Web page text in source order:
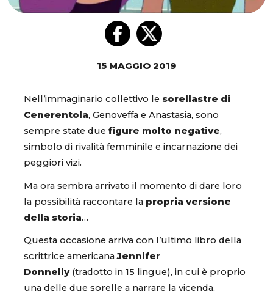
15 MAGGIO 2019
Nell’immaginario collettivo le sorellastre di
Cenerentola, Genoveffa e Anastasia, sono
sempre state due figure molto negative,
simbolo di rivalità femminile e incarnazione dei
peggiori vizi.
Ma ora sembra arrivato il momento di dare loro
la possibilità raccontare la propria versione
della storia…
Questa occasione arriva con l’ultimo libro della
scrittrice americanaJennifer
Donnelly (tradotto in 15 lingue), in cui è proprio
una delle due sorelle a narrare la vicenda,